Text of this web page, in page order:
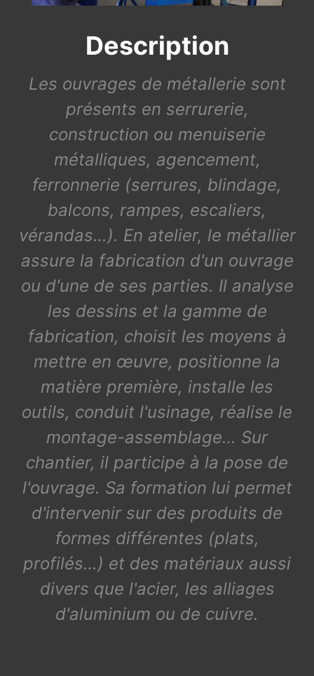
Description
Les ouvrages de métallerie sont
présents en serrurerie,
construction ou menuiserie
métalliques, agencement,
ferronnerie (serrures, blindage,
balcons, rampes, escaliers,
vérandas…). En atelier, le métallier
assure la fabrication d'un ouvrage
ou d'une de ses parties. Il analyse
les dessins et la gamme de
fabrication, choisit les moyens à
mettre en œuvre, positionne la
matière première, installe les
outils, conduit l'usinage, réalise le
montage-assemblage… Sur
chantier, il participe à la pose de
l'ouvrage. Sa formation lui permet
d'intervenir sur des produits de
formes différentes (plats,
profilés…) et des matériaux aussi
divers que l'acier, les alliages
d'aluminium ou de cuivre.